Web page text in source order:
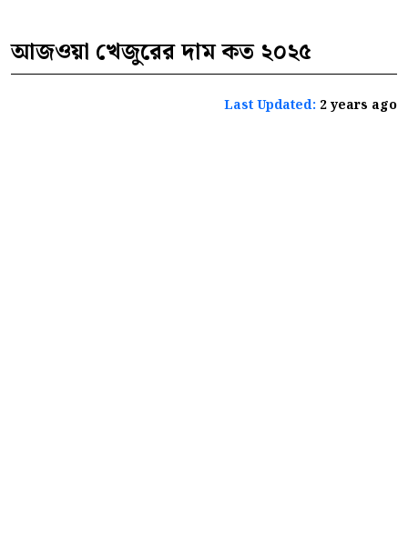
আজওয়া খেজুরের দাম কত ২০২৫
Last Updated: 2 years ago